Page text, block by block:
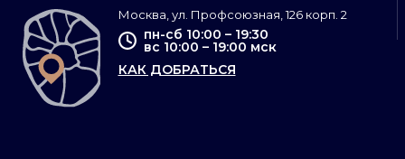
Москва, ул. Профсоюзная, 126 корп. 2
пн-сб 10:00 – 19:30
вс 10:00 – 19:00 мск
КАК ДОБРАТЬСЯ